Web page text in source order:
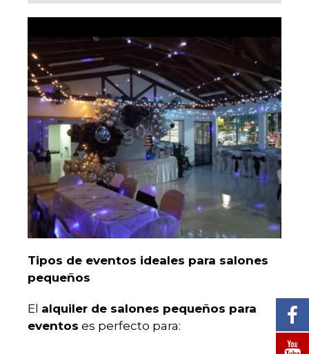
Tipos de eventos ideales para salones
pequeños
El alquiler de salones pequeños para
eventos es perfecto para: